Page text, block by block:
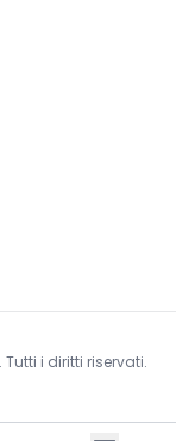
i diritti riservati.